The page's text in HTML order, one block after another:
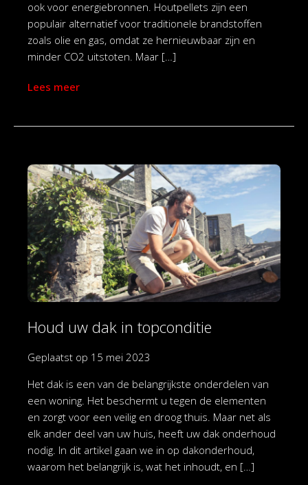
ook voor energiebronnen. Houtpellets zijn een
populair alternatief voor traditionele brandstoffen
zoals olie en gas, omdat ze hernieuwbaar zijn en
minder CO2 uitstoten. Maar […]
Lees meer
Houd uw dak in topconditie
Geplaatst op 15 mei 2023
Het dak is een van de belangrijkste onderdelen van
een woning. Het beschermt u tegen de elementen
en zorgt voor een veilig en droog thuis. Maar net als
elk ander deel van uw huis, heeft uw dak onderhoud
nodig. In dit artikel gaan we in op dakonderhoud,
waarom het belangrijk is, wat het inhoudt, en […]